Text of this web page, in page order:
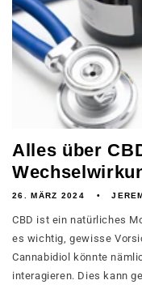
Alles über
26. MÄRZ 2024
CBD ist ein natürliches
es wichtig, gewisse
Cannabidiol könnte
interagieren. Dies kann